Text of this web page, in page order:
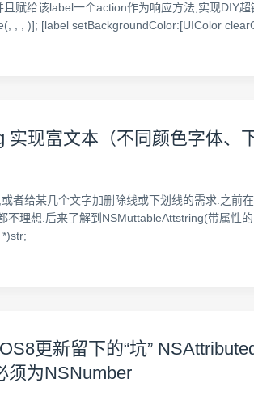
赋给该label一个action作为响应方法,实现DIY
, , )]; [label setBackgroundColor:[UIColor
现富文本（不同颜色字体、
者给某几个文字加删除线或下划线的需求.之前
理想.后来了解到NSMuttableAttstring(带属性
更新留下的“坑”
须为NSNumber